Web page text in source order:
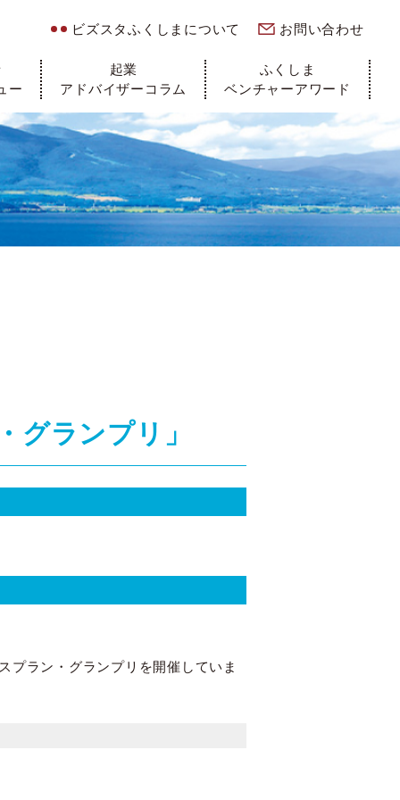
ビズスタふくしまについて お問い合わせ
ー
起業
アドバイザーコラム
ふくしま
ベンチャーアワード
グランプリ」
プラン・グランプリを開催していま